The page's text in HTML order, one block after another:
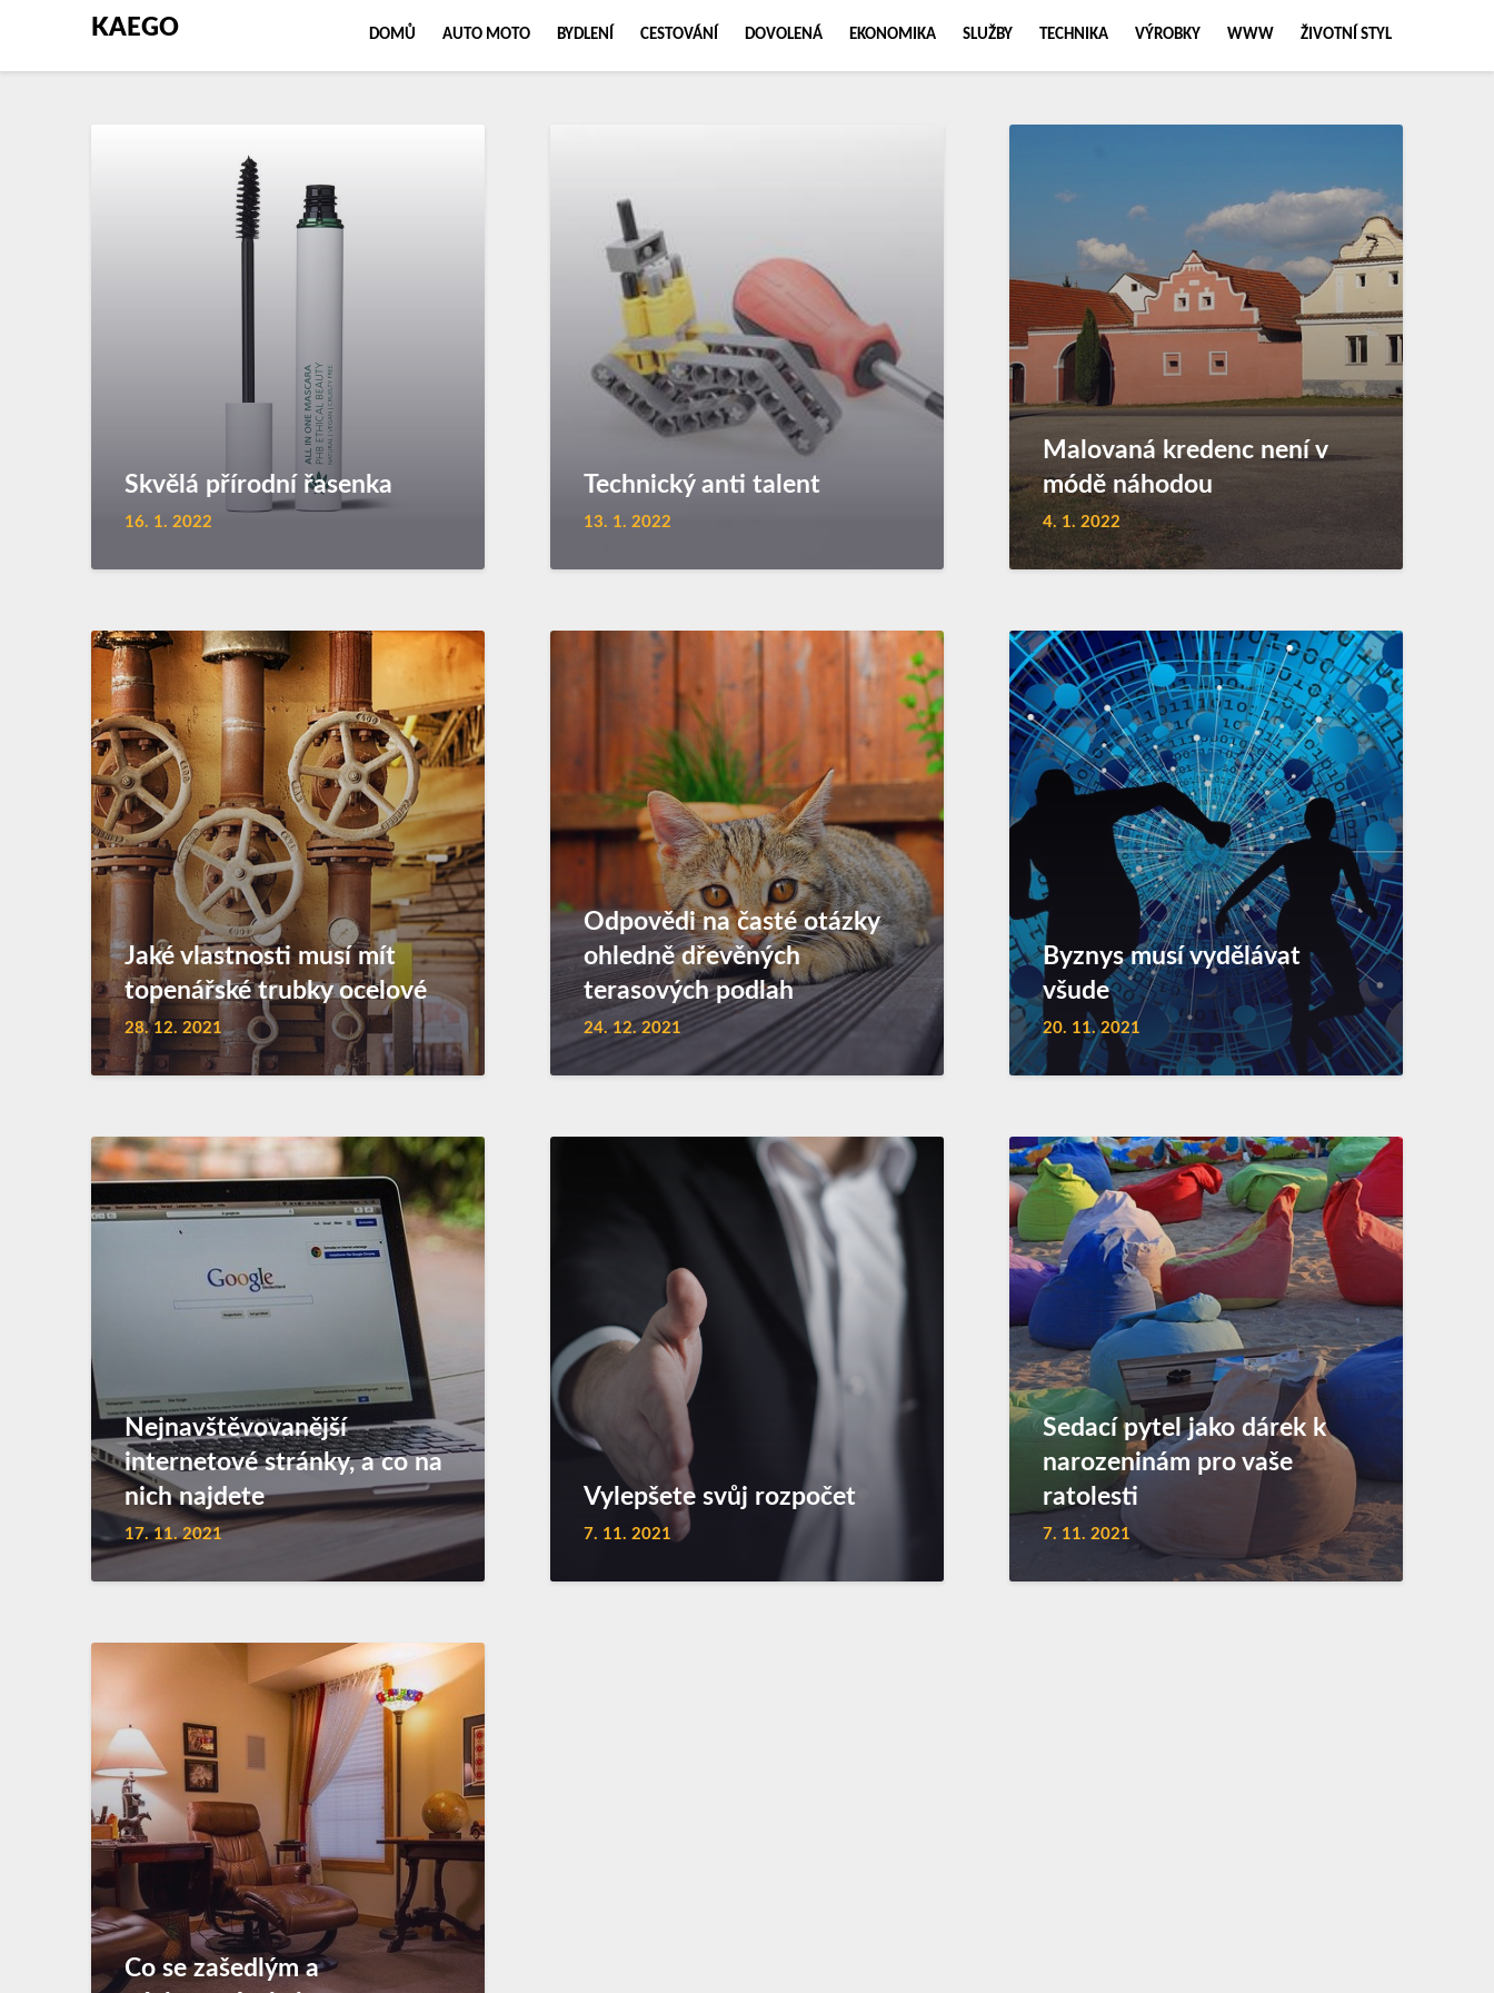
KAEGO DOMŮ AUTO MOTO BYDLENÍ CESTOVÁNÍ DOVOLENÁ EKONOMIKA SLUŽBY TECHNIKA VÝROBKY WWW ŽIVOTNÍ STYL
Skvělá přírodní řasenka
16. 1. 2022
Technický anti talent
13. 1. 2022
Malovaná kredenc není v
módě náhodou
4. 1. 2022
Jaké vlastnosti musí mít
topenářské trubky ocelové
28. 12. 2021
Odpovědi na časté otázky
ohledně dřevěných
terasových podlah
24. 12. 2021
Byznys musí vydělávat
všude
20. 11. 2021
Nejnavštěvovanější
internetové stránky, a co na
nich najdete
17. 11. 2021
Vylepšete svůj rozpočet
7. 11. 2021
Sedací pytel jako dárek k
narozeninám pro vaše
ratolesti
7. 11. 2021
Co se zašedlým a